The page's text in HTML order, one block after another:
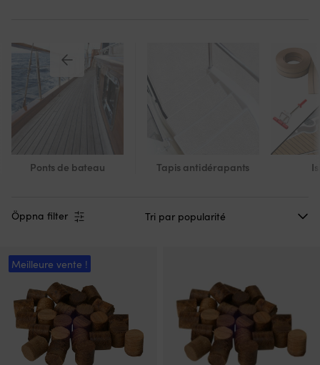
Ponts de bateau Tapis antidérapants
Öppna filter
Meilleure vente !